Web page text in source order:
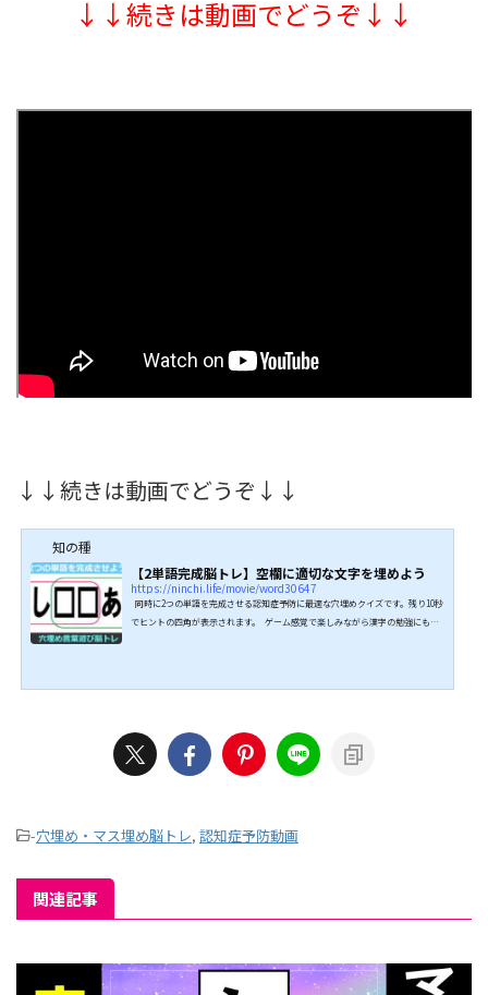
↓↓続きは動画でどうぞ↓↓
↓↓続きは動画でどうぞ↓↓
知の種
【2単語完成脳トレ】空欄に適切な文字を埋めよう
https://ninchi.life/movie/word30647
同時に2つの単語を完成させる認知症予防に最適な穴埋めクイズです。残り10秒
でヒントの四角が表示されます。 ゲーム感覚で楽しみながら漢字の勉強にもな
-穴埋め・マス埋め脳トレ, 認知症予防動画
関連記事